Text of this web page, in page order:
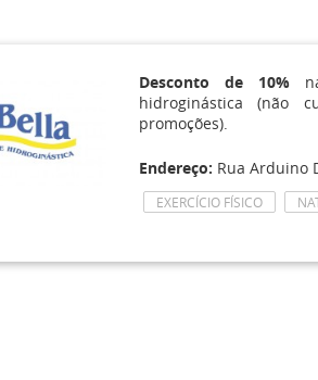
Desconto de 10%
hidroginástica (não
promoções).
Endereço: Rua Arduino
EXERCÍCIO FÍSICO